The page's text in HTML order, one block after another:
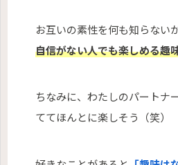
お互いの素性を何も知らない
自信がない人でも楽しめる趣
ちなみに、わたしのパートナ
ててほんとに楽しそう（笑）